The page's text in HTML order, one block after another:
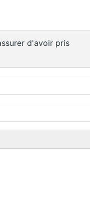
d'avoir pris